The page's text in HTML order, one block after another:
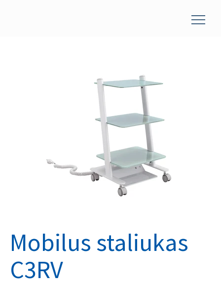
Mobilus staliukas
C3RV